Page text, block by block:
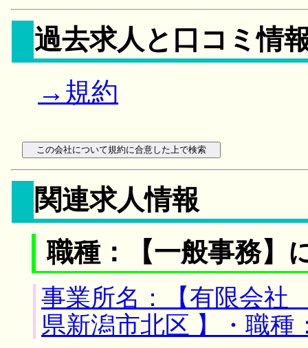
過去求人と口コミ情
→規約
関連求人情報
職種：【一般事務】
事業所名：【有限会
県新潟市北区 】・職種